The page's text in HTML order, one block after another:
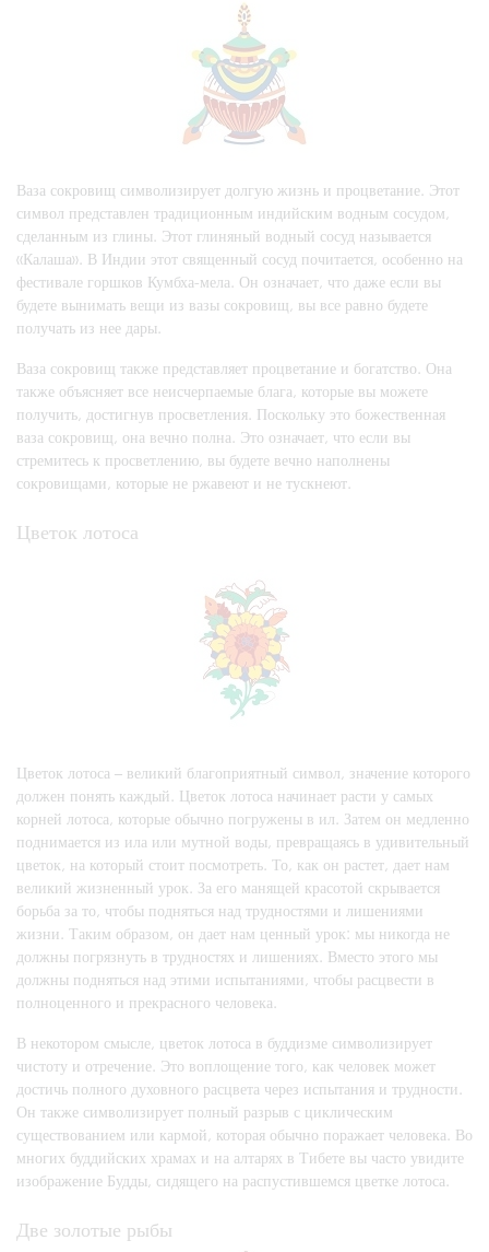
Ваза сокровищ символизирует долгую жизнь и процветание. Этот
символ представлен традиционным индийским водным сосудом,
сделанным из глины. Этот глиняный водный сосуд называется
«Калаша». В Индии этот священный сосуд почитается, особенно на
фестивале горшков Кумбха-мела. Он означает, что даже если вы
будете вынимать вещи из вазы сокровищ, вы все равно будете
получать из нее дары.
Ваза сокровищ также представляет процветание и богатство. Она
также объясняет все неисчерпаемые блага, которые вы можете
получить, достигнув просветления. Поскольку это божественная
ваза сокровищ, она вечно полна. Это означает, что если вы
стремитесь к просветлению, вы будете вечно наполнены
сокровищами, которые не ржавеют и не тускнеют.
Цветок лотоса
Цветок лотоса – великий благоприятный символ, значение которого
должен понять каждый. Цветок лотоса начинает расти у самых
корней лотоса, которые обычно погружены в ил. Затем он медленно
поднимается из ила или мутной воды, превращаясь в удивительный
цветок, на который стоит посмотреть. То, как он растет, дает нам
великий жизненный урок. За его манящей красотой скрывается
борьба за то, чтобы подняться над трудностями и лишениями
жизни. Таким образом, он дает нам ценный урок: мы никогда не
должны погрязнуть в трудностях и лишениях. Вместо этого мы
должны подняться над этими испытаниями, чтобы расцвести в
полноценного и прекрасного человека.
В некотором смысле, цветок лотоса в буддизме символизирует
чистоту и отречение. Это воплощение того, как человек может
достичь полного духовного расцвета через испытания и трудности.
Он также символизирует полный разрыв с циклическим
существованием или кармой, которая обычно поражает человека. Во
многих буддийских храмах и на алтарях в Тибете вы часто увидите
изображение Будды, сидящего на распустившемся цветке лотоса.
Две золотые рыбы